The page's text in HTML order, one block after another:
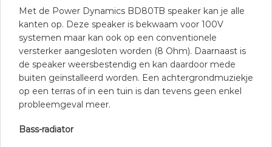
Met de Power Dynamics BD80TB speaker kan je alle
kanten op. Deze speaker is bekwaam voor 100V
systemen maar kan ook op een conventionele
versterker aangesloten worden (8 Ohm). Daarnaast is
de speaker weersbestendig en kan daardoor mede
buiten geïnstalleerd worden. Een achtergrondmuziekje
op een terras of in een tuin is dan tevens geen enkel
probleemgeval meer.
Bass-radiator